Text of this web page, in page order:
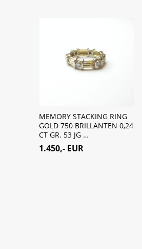
MEMORY STACKING RING
GOLD 750 BRILLANTEN 0,24
CT GR. 53 JG …
1.450,- EUR